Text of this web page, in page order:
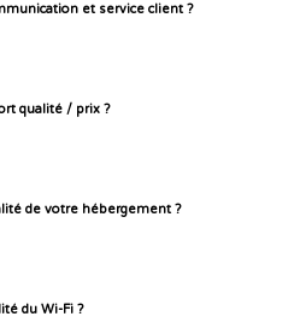
et service client ?
qualité / prix ?
de votre hébergement ?
du Wi-Fi ?